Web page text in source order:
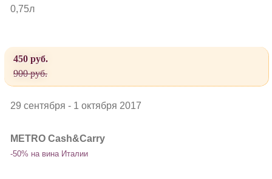
0,75л
450 руб.
900 руб.
29 сентября - 1 октября 2017
METRO Cash&Carry
-50% на вина Италии